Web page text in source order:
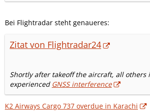
Bei Flightradar steht genaueres:
Zitat von Flightradar24
Shortly after takeoff the aircraft, all others
experienced GNSS interference
K2 Airways Cargo 737 overdue in Karachi